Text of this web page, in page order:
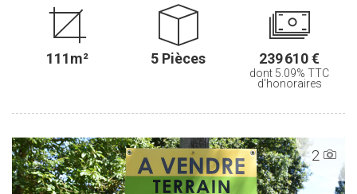
SERVICES..... ). ELLE SE COMPOSE DE : UNE ENTRÉE, UN SALON-
SÉJOUR, UNE CUISINE AMÉNAGÉE, UNE ARRIÈRE CUISINE, 2
CHAMBRES, UN BUREAU, UNE SALLE D'EAU, UN WC, UN GARAGE,
UNE CAVE ET TOUTE UNE PARTIE A RÉNOVER COMPRENANT 2
GRENIERS ET UNE PIÈCE AU REZ DE CHAUSSÉE , SOIT ENVIRON
68 M² D'AGRANDISSEMENT POSSIBLE...... VOUS APPRÉCIEREZ
CAMPAGNE SUR L'ARRIÈRE. VENEZ LA DÉCOUVRIR !!!!!! POUR
TOUT RENSEIGNEMENT OU POUR TOUTE VISITE, CONTACTEZ
NOUS !!!!!!! Montant estimé des dépenses annuelles d'énergie pour
un usage standard : entre 3490 Euros et 4780 Euros par an.Prix
111m² 5 Pièces 239 610 €
dont 5.09% TTC
d'honoraires
2